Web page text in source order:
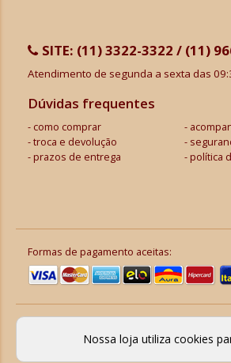
SITE: (11) 3322-3322 / (11)
Atendimento de segunda a sexta das
Dúvidas frequentes
como comprar
troca e devolução
prazos de entrega
política
Formas de pagamento aceitas:
Nossa loja utiliza cookies